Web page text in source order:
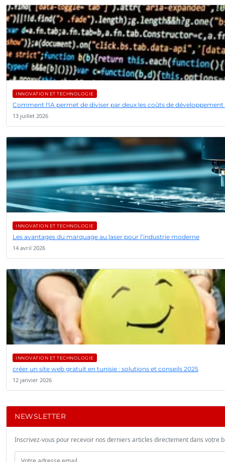
INNOVATION ET TECHNOLOGIE
Comment l'IA permet de diviser par deux les coûts de
13 juillet 2026
INNOVATION ET TECHNOLOGIE
Les avantages du marquage au laser pour l’industrie moderne
14 avril 2026
INNOVATION ET TECHNOLOGIE
créer un site web gratuit en tunisie : solutions et conseils 2025
12 janvier 2026
NEWSLETTER
Inscrivez-vous pour recevoir nos derniers articles directement dans votre